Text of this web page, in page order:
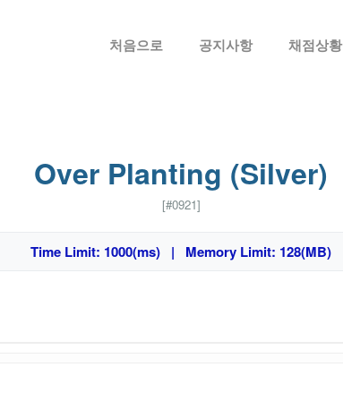
처음으로 공지사항 채점상황
Over Planting (Silver)
[#0921]
Time Limit: 1000(ms) | Memory Limit: 128(MB)